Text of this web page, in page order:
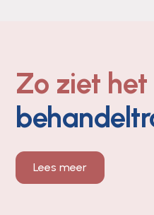
Zo ziet het
Lees meer